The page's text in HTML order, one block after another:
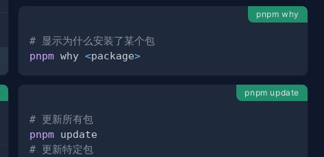
pnpm why
# 显示为什么安装了某个包
pnpm why <package>
pnpm update
# 更新所有包
pnpm
# 更新特定包